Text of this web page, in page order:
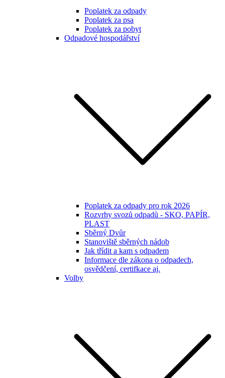
Poplatek za odpady
Poplatek za psa
Poplatek za pobyt
Odpadové hospodářství
Poplatek za odpady pro rok 2026
Rozvrhy svozů odpadů - SKO, PAPÍR,
PLAST
Sběrný Dvůr
Stanoviště sběrných nádob
Jak třídit a kam s odpadem
Informace dle zákona o odpadech,
osvědčení, certifkace aj.
Volby